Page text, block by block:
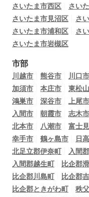
さいたま市西区 さい
さいたま市見沼区
さ
さいたま市浦和区
さ
さいたま市岩槻区
市部
川越市 熊谷市 川口市
加須市
本庄市 東松
鴻巣市
深谷市 上尾市
入間市
朝霞市 志木市
北本市
八潮市 富士
幸手市
鶴ヶ島市 日
北足立郡伊奈町
入間
入間郡越生町
比企郡
比企郡川島町
比企郡
比企郡ときがわ町
秩